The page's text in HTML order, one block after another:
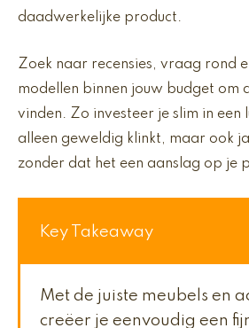
daadwerkelijke product.
Zoek naar recensies, vraag rond
modellen binnen jouw budget om
vinden. Zo investeer je slim in een
alleen geweldig klinkt, maar ook
zonder dat het een aanslag op je
Key Takeaway
Met de juiste meubels en
creëer je eenvoudig een